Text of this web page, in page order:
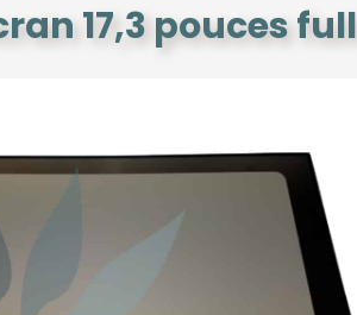
17,3 pouces